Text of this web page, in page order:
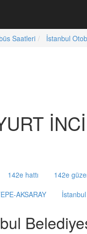
Saatleri İstanbul
142e hattı 142e
AKSARAY